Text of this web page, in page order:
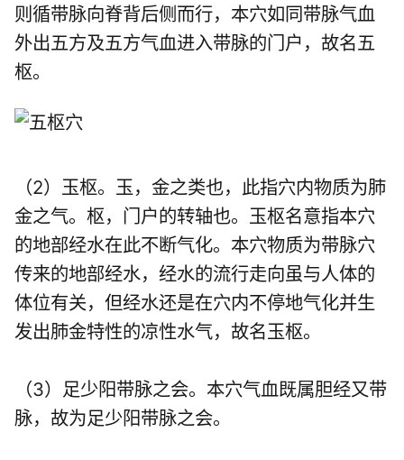
则循带脉向脊背后侧而行，本穴如同带脉气血
外出五方及五方气血进入带脉的门户，故名五
枢。
（2）玉枢。玉，金之类也，此指穴内物质为肺
金之气。枢，门户的转轴也。玉枢名意指本穴
的地部经水在此不断气化。本穴物质为带脉穴
传来的地部经水，经水的流行走向虽与人体的
体位有关，但经水还是在穴内不停地气化并生
发出肺金特性的凉性水气，故名玉枢。
（3）足少阳带脉之会。本穴气血既属胆经又带
脉，故为足少阳带脉之会。